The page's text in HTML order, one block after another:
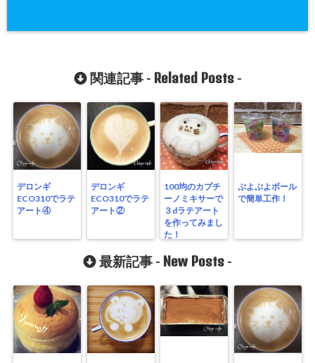
関連記事 - Related Posts-
デロンギ
ECO310でラテ
アート④
デロンギ
ECO310でラテ
アート②
100均のカプチ
ーノミキサーで
３dラテアート
を作ってみまし
た！
ぷよぷよボール
で簡単工作！
最新記事 - New Posts -